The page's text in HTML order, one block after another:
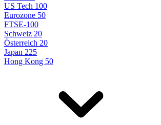
US Tech 100
Eurozone 50
FTSE-100
Schweiz 20
Österreich 20
Japan 225
Hong Kong 50